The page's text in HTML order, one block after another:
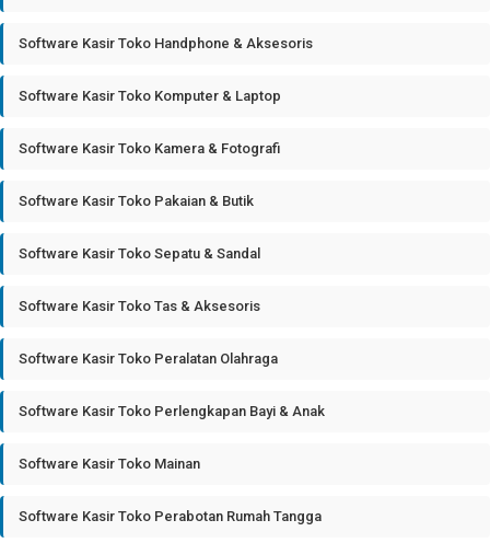
Software Kasir Toko Handphone & Aksesoris
Software Kasir Toko Komputer & Laptop
Software Kasir Toko Kamera & Fotografi
Software Kasir Toko Pakaian & Butik
Software Kasir Toko Sepatu & Sandal
Software Kasir Toko Tas & Aksesoris
Software Kasir Toko Peralatan Olahraga
Software Kasir Toko Perlengkapan Bayi & Anak
Software Kasir Toko Mainan
Software Kasir Toko Perabotan Rumah Tangga